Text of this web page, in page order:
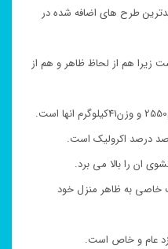
طرح های اضافه شده در
زیرا هم از لحاظ ظاهر و هم از
درصد اکرولیک است.
ان را بالا می برد.
خاصی به ظاهر منزل خود
عام و خاص است.